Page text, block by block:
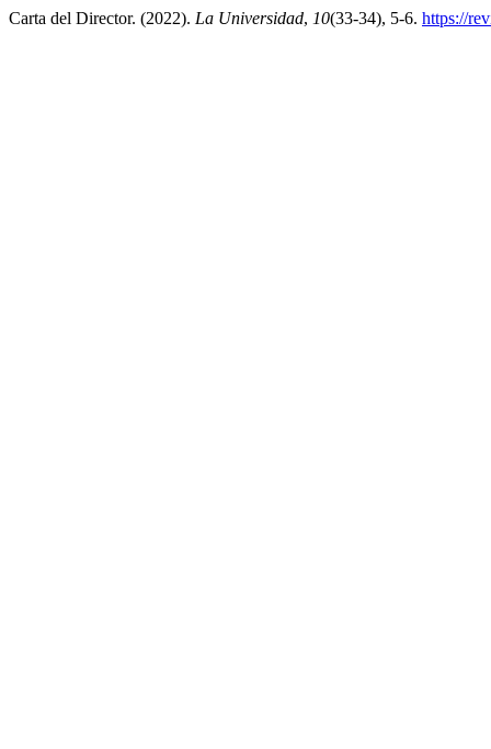
Carta del Director. (2022). La Universidad, 10(33-34), 5-6. https://